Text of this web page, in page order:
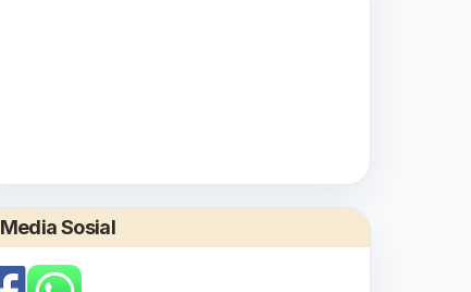
Media Sosial